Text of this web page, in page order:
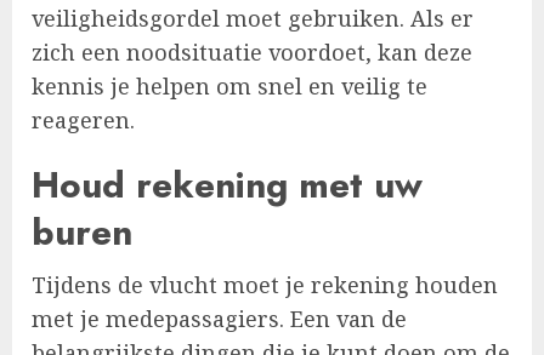
veiligheidsgordel moet gebruiken. Als er
zich een noodsituatie voordoet, kan deze
kennis je helpen om snel en veilig te
reageren.
Houd rekening met uw
buren
Tijdens de vlucht moet je rekening houden
met je medepassagiers. Een van de